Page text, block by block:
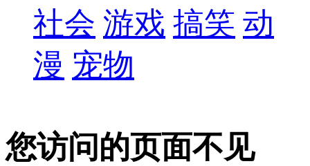
社会 游戏 搞笑 动
漫 宠物
您访问的页面不见